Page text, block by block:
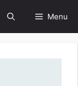
Menu